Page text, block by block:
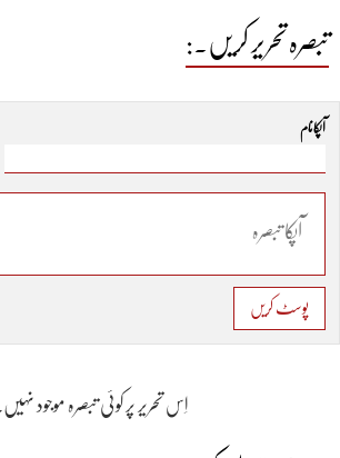
تبصرہ تحریر کریں۔:
آپکا نام
پوسٹ کریں
اِس تحریر پر کوئی تبصرہ موجود نہیں۔